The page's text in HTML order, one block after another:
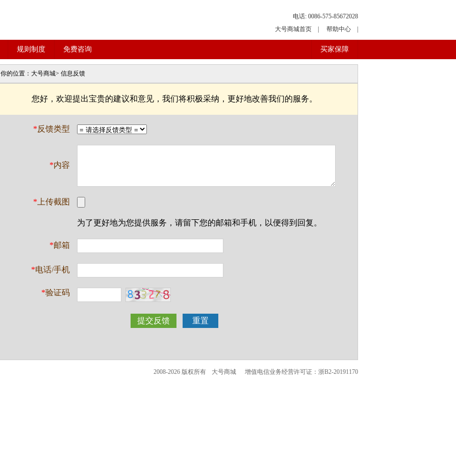
电话: 0086-575-85672028
大号商城首页
帮助中心
规则制度 免费咨询 买家保障
你的位置： 大号商城> 信息反馈
您好，欢迎提出宝贵的建议和意见，我们将积极采纳，更好地改善我们的服务。
*反馈类型
*内容
* 上传截图
为了更好地为您提供服务，请留下您的邮箱和手机，以便得到回复。
*邮箱
*电话/手机
*验证码
2008-2026 版权所有 大号商城 增值电信业务经营许可证：浙B2-20191170